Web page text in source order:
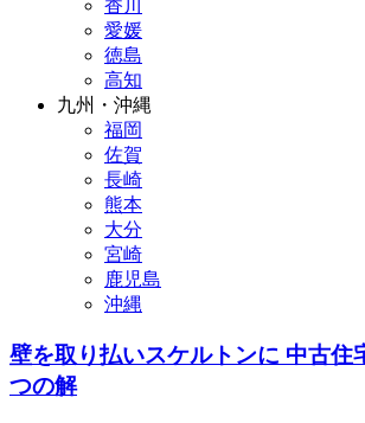
香川
愛媛
徳島
高知
九州・沖縄
福岡
佐賀
長崎
熊本
大分
宮崎
鹿児島
沖縄
壁を取り払いスケルトンに 中古住
つの解